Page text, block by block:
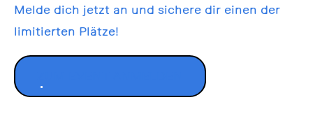
Melde dich jetzt an und sichere dir einen der
limitierten Plätze!